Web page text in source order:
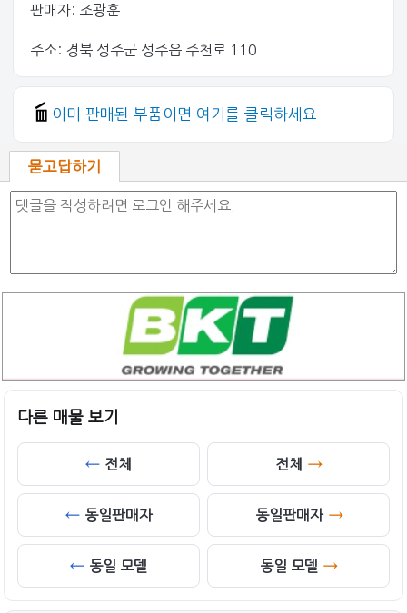
판매자: 조광훈
주소: 경북 성주군 성주읍 주천로 110
이미 판매된 부품이면 여기를 클릭하세요
묻고답하기
다른 매물 보기
전체
동일판매자
동일 모델
전체
동일판매자
동일 모델